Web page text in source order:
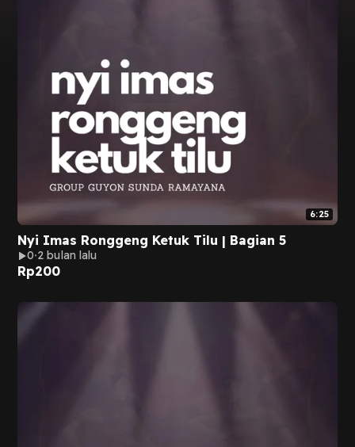
6:25
Nyi Imas Ronggeng Ketuk Tilu | Bagian 5
0 2 bulan lalu
Rp200